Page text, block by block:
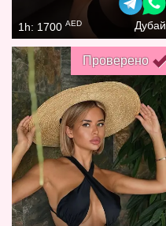
1h: 1700 AED Дубай
Проверено